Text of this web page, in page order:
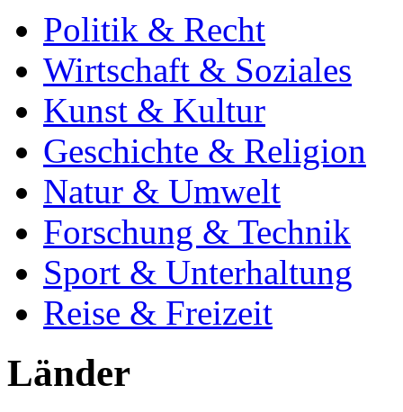
Politik & Recht
Wirtschaft & Soziales
Kunst & Kultur
Geschichte & Religion
Natur & Umwelt
Forschung & Technik
Sport & Unterhaltung
Reise & Freizeit
Länder